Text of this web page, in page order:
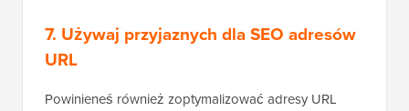
7. Używaj przyjaznych dla SEO adresów
URL
Powinieneś również zoptymalizować adresy URL